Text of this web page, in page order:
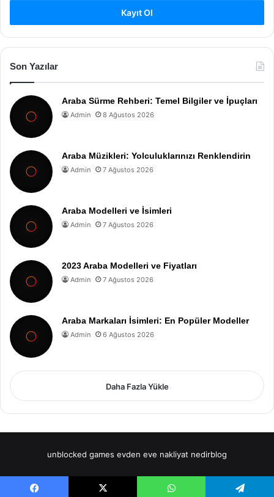
Kayıt Ol
Son Yazılar
Araba Sürme Rehberi: Temel Bilgiler ve İpuçları
Admin 8 Ağustos 2026
Araba Müzikleri: Yolculuklarınızı Renklendirin
Admin 7 Ağustos 2026
Araba Modelleri ve İsimleri
Admin 7 Ağustos 2026
2023 Araba Modelleri ve Fiyatları
Admin 7 Ağustos 2026
Araba Markaları İsimleri: En Popüler Modeller
Admin 6 Ağustos 2026
Daha Fazla Yükle
unblocked games evden eve nakliyat nedirblog